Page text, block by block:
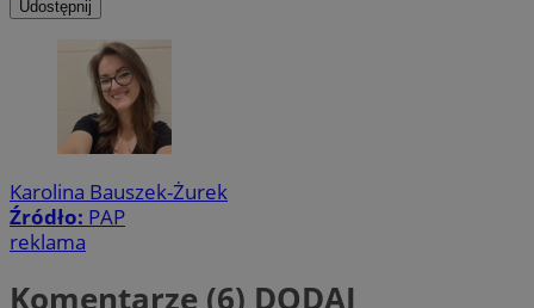
Udostępnij
Karolina Bauszek-Żurek
Źródło: PAP
reklama
Komentarze (6) DODAJ